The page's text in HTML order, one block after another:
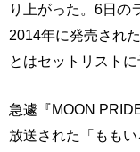
り上がった。6日の
2014年に発売され
とはセットリスト
急遽『MOON
放送された「もも